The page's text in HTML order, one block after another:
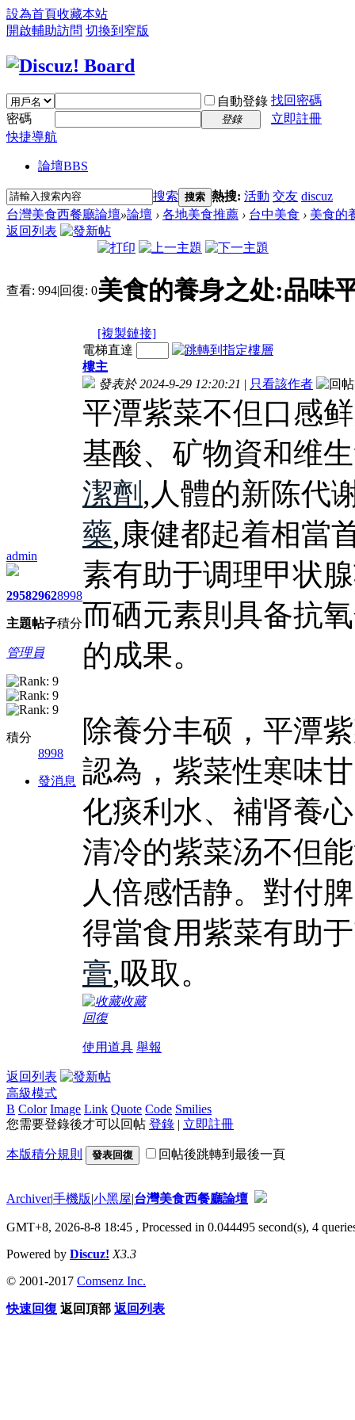
設為首頁收藏本站
開啟輔助訪問 切換到窄版
自動登錄 找回密碼
密碼
登錄
立即註冊
快捷導航
論壇BBS
搜索 搜索 熱搜: 活動 交友 discuz
台灣美食西餐廳論壇»論壇 › 各地美食推薦 › 台中美食 › 美食的
返回列表
查看: 994|回復: 0美食的養身之处:品味
[複製鏈接]
admin
2958
主題
2962
帖子
8998
積分
管理員
積分
8998
發消息
電梯直達
樓主
發表於 2024-9-29 12:20:21 | 只看該作者
平潭紫菜不但口感
基酸、矿物資和维
潔劑 ,人體的新陈代
藥,康健都起着相當
素有助于调理甲状
而硒元素則具备抗
的成果。
除養分丰硕，平潭
認為，紫菜性寒味
化痰利水、補肾養
清冷的紫菜汤不但
人倍感恬静。對付
得當食用紫菜有助
膏,吸取。
收藏
回復
使用道具 舉報
返回列表
高級模式
B Color Image Link Quote Code Smilies
您需要登錄後才可以回帖 登錄 | 立即註冊
本版積分規則 發表回復 回帖後跳轉到最後一頁
Archiver|手機版|小黑屋|台灣美食西餐廳論壇
GMT+8, 2026-8-8 18:45 , Processed in 0.044495 second(s), 4
Powered by Discuz! X3.3
© 2001-2017 Comsenz Inc.
快速回復 返回頂部 返回列表